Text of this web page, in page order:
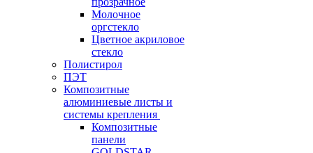
Молочное
оргстекло
Цветное акриловое
стекло
Полистирол
ПЭТ
Композитные
алюминиевые листы и
системы крепления
Композитные
панели